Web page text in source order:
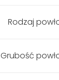
Rodzaj
Grubość